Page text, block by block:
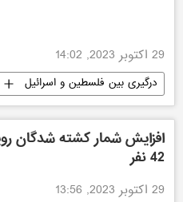
29 اکتوبر 2023, 14:02
درگیری بین فلسطین و اسرائیل
افزایش شمار کشته شدگان
42 نفر
29 اکتوبر 2023, 13:56